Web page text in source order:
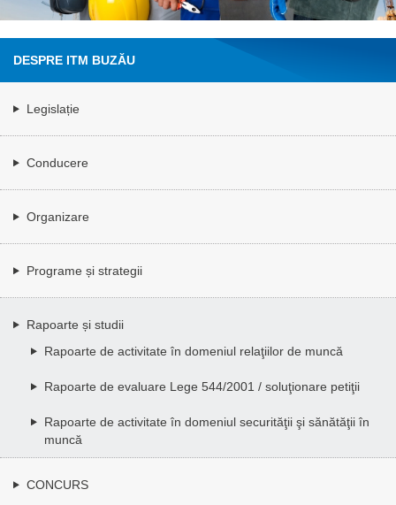
DESPRE ITM BUZĂU
Legislație
Conducere
Organizare
Programe și strategii
Rapoarte și studii
Rapoarte de activitate în domeniul relaţiilor de muncă
Rapoarte de evaluare Lege 544/2001 / soluţionare petiţii
Rapoarte de activitate în domeniul securităţii şi sănătăţii în
muncă
CONCURS